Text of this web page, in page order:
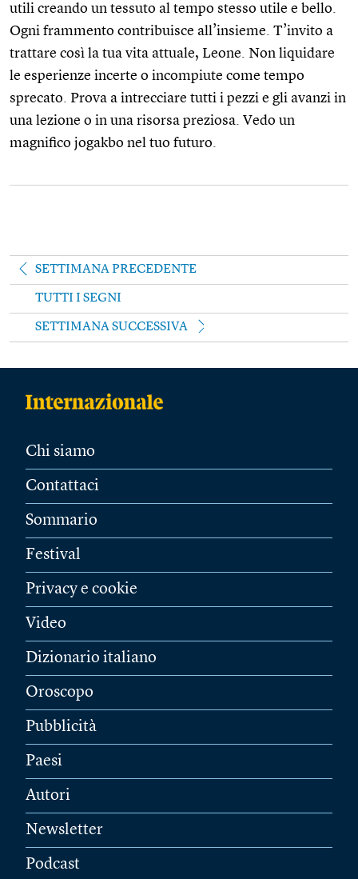
utili creando un tessuto al tempo stesso utile e bello.
Ogni frammento contribuisce all’insieme. T’invito a
trattare così la tua vita attuale, Leone. Non liquidare
le esperienze incerte o incompiute come tempo
sprecato. Prova a intrecciare tutti i pezzi e gli avanzi in
una lezione o in una risorsa preziosa. Vedo un
magnifico jogakbo nel tuo futuro.
SETTIMANA PRECEDENTE
TUTTI I SEGNI
SETTIMANA SUCCESSIVA
Chi siamo
Contattaci
Sommario
Festival
Privacy e cookie
Video
Dizionario italiano
Oroscopo
Pubblicità
Paesi
Autori
Newsletter
Podcast